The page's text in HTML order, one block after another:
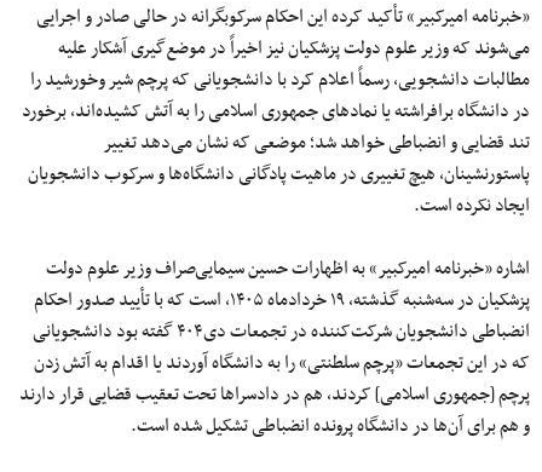
«خبرنامه امیرکبیر» تأکید کرده ​این احکام سرکوبگرانه در حالی صادر و اجرایی
می‌شوند که وزیر علوم دولت پزشکیان نیز اخیراً در موضع‌گیری آشکار علیه
مطالبات دانشجویی، رسماً اعلام کرد با دانشجویانی که پرچم شیر وخورشید را
در دانشگاه برافراشته یا نمادهای جمهوری اسلامی را به آتش کشیده‌اند، برخورد
تند قضایی و انضباطی خواهد شد؛ موضعی که نشان می‌دهد تغییر
پاستورنشینان، هیچ تغییری در ماهیت پادگانی دانشگاه‌ها و سرکوب دانشجویان
ایجاد نکرده است.
اشاره «خبرنامه امیرکبیر» به اظهارات حسین سیمایی‌صراف وزیر علوم دولت
پزشکیان در سه‌شنبه گذشته، ۱۹ خردادماه ۱۴۰۵، است که با تأیید صدور احکام
انضباطی دانشجویان شرکت‌کننده در تجمعات دی۴۰۴ گفته بود دانشجویانی
که در این تجمعات «پرچم سلطنتی» را به دانشگاه آوردند یا اقدام به آتش زدن
پرچم [جمهوری اسلامی] کردند، هم در دادسراها تحت تعقیب قضایی قرار دارند
و هم برای آن‌ها در دانشگاه پرونده انضباطی تشکیل شده است.